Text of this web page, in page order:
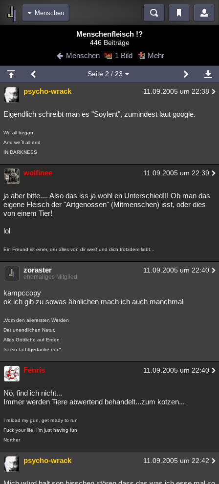
Menschen
Blogs Videos
Chat Wiki Neuigkeiten
meine Rubriken
Menschen Wissenschaft Mystery Kriminalfälle
Spiritualität Verschwörungen Technologie Ufologie
Natur
Astronomie
Musik Clash Verbesserungen Allmystery English
Übersichten
Lesenswert Schlüsselwörter
Menschenfleisch !?
446 Beiträge
Menschen 1 Bild Mehr
Seite 2 / 23
psycho-wrack 11.09.2005 um 22:38
Eigendlich schreibt man es "Soylent", zumindest laut google.
We all began
And we´ll all end
IN DARKNESS
wolfinee 11.09.2005 um 22:39
ja aber bitte.... Also das iss ja wohl en Unterschied!!! Ob man das
eigene Fleisch der "Artgenossen" (Mitmenschen) isst, oder dies
von einem Tier!
lol
Ein Freund ist einer, der alles von dir weiß und dich trotzdem liebt...
zoraster 11.09.2005 um 22:40
ehemaliges Mitglied
kampccopy
ok ich gib zu sowas ähnlichen mach ich auch manchmal
„Vom den allerersten Werden
Der unendlichen Natur,
Alles Göttliche auf Erden
Ist ein Lichtgedanke nur.“
Fenris 11.09.2005 um 22:40
Nö, find ich nicht...
Immer werden Tiere abwertend behandelt...zum kotzen...
I reload my gun, get ready to run
Fuck your life, I'm just having fun
Norther
psycho-wrack 11.09.2005 um 22:42